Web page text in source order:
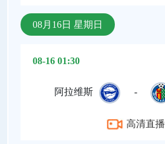
08月16日 星期日
08-16 01:30
阿拉维斯 -
高清直播